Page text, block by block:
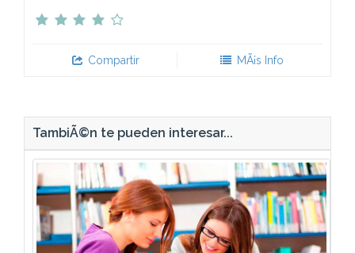
Compartir MÃ¡s Info
TambiÃ©n te pueden interesar...